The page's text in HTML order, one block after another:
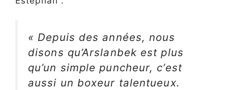
« Depuis des années, nous
disons qu’Arslanbek est plus
qu’un simple puncheur, c’est
aussi un boxeur talentueux.